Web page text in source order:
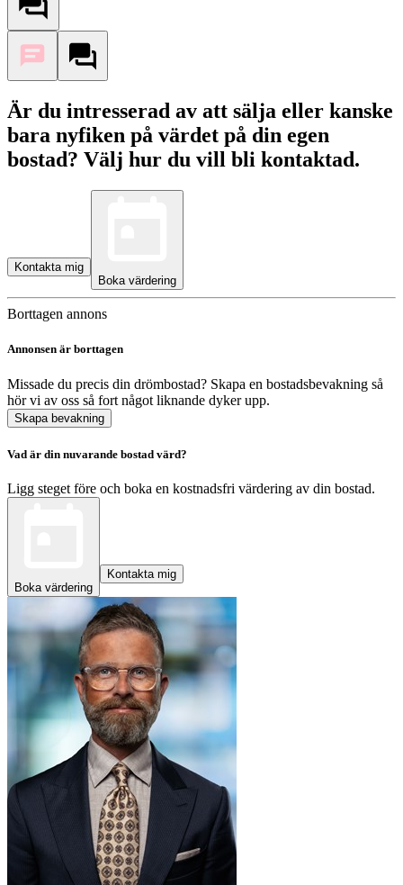
Är du intresserad av att sälja eller kanske
bara nyfiken på värdet på din egen
bostad? Välj hur du vill bli kontaktad.
Kontakta mig
Boka värdering
Borttagen annons
Annonsen är borttagen
Missade du precis din drömbostad? Skapa en bostadsbevakning så
hör vi av oss så fort något liknande dyker upp.
Skapa bevakning
Vad är din nuvarande bostad värd?
Ligg steget före och boka en kostnadsfri värdering av din bostad.
Boka värdering
Kontakta mig